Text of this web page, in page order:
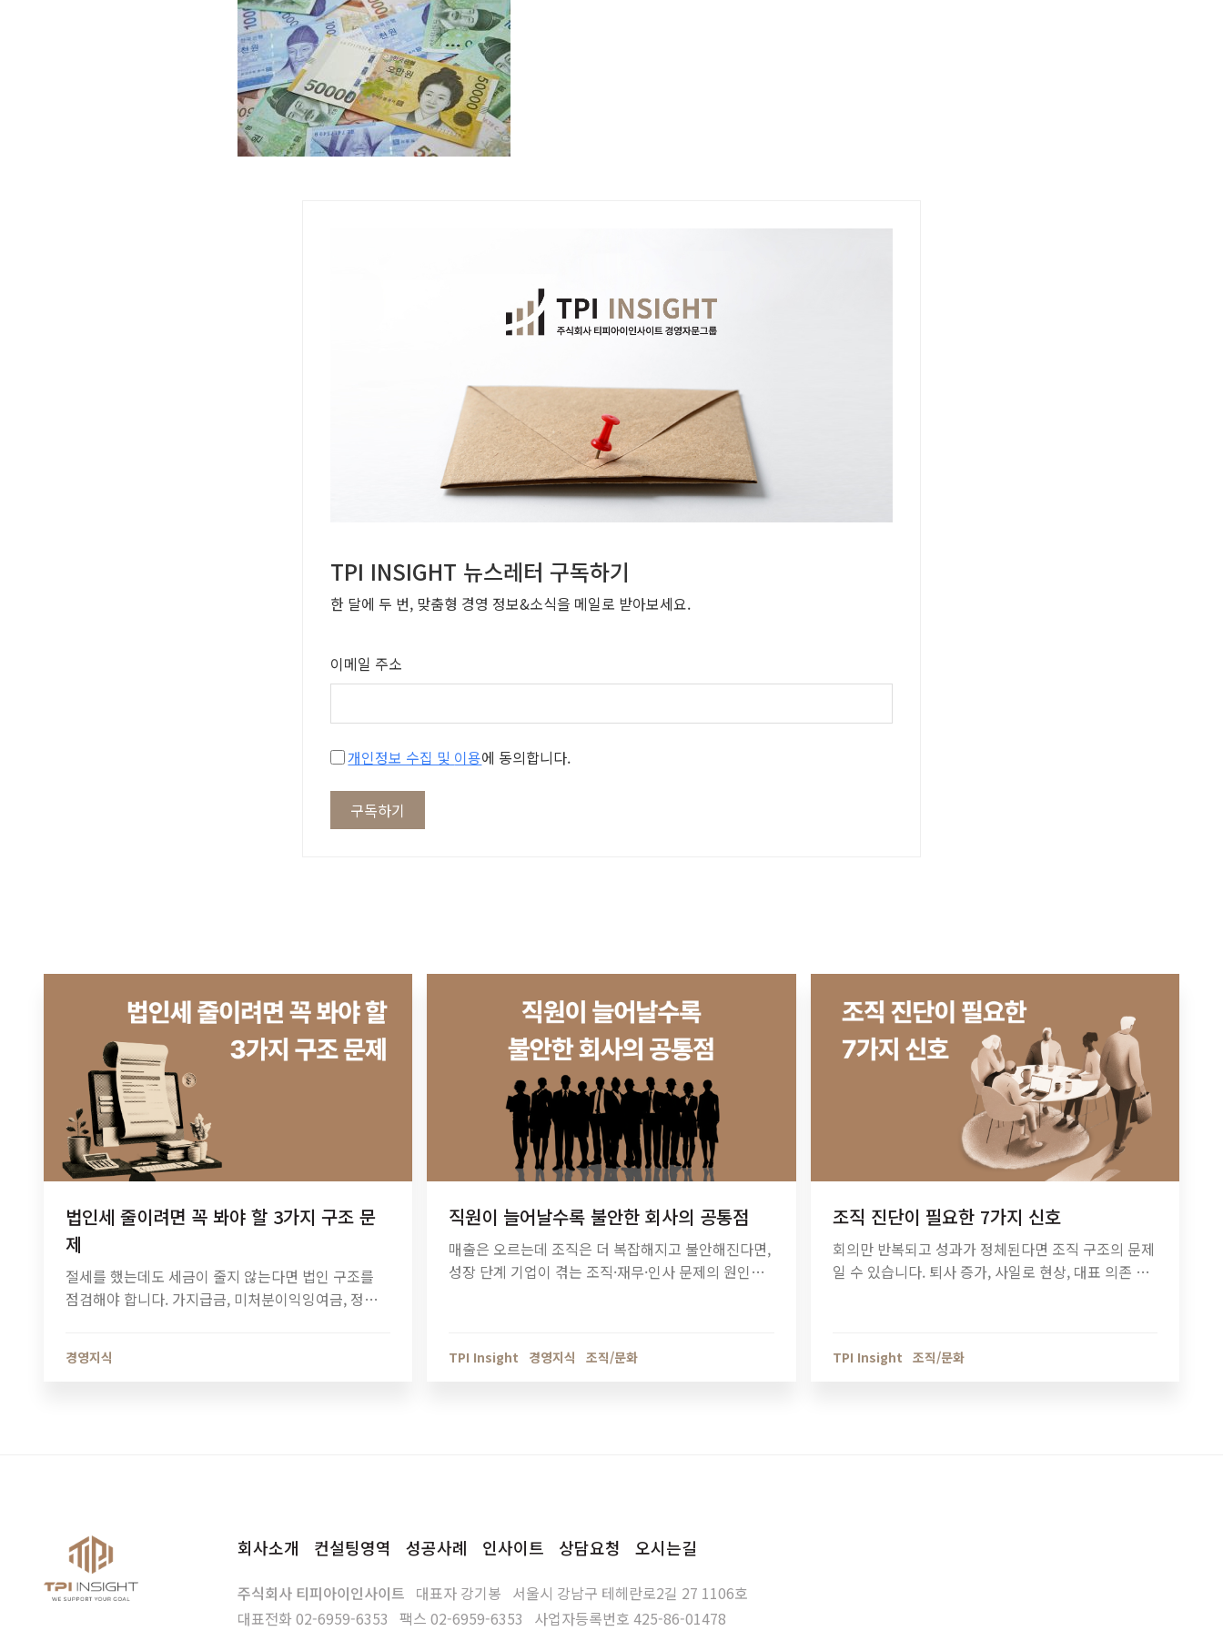
TPI INSIGHT 뉴스레터 구독하기
한 달에 두 번, 맞춤형 경영 정보&소식을 메일로 받아보세요.
이메일 주소
개인정보 수집 및 이용에 동의합니다.
구독하기
법인세 줄이려면 꼭 봐야 할 3가지 구조 문
제
절세를 했는데도 세금이 줄지 않는다면 법인 구조를
점검해야 합니다. 가지급금, 미처분이익잉여금, 정관
경영지식
직원이 늘어날수록 불안한 회사의 공통점
매출은 오르는데 조직은 더 복잡해지고 불안해진다면,
성장 단계 기업이 겪는 조직·재무·인사 문제의 원인을
TPI Insight 경영지식 조직/문화
조직 진단이 필요한 7가지 신호
회의만 반복되고 성과가 정체된다면 조직 구조의 문제
일 수 있습니다. 퇴사 증가, 사일로 현상, 대표 의존 구
TPI Insight 조직/문화
회사소개 컨설팅영역 성공사례 인사이트 상담요청 오시는길
주식회사 티피아이인사이트 대표자 강기봉 서울시 강남구 테헤란로2길 27 1106호
대표전화02-6959-6353 팩스 02-6959-6353 사업자등록번호 425-86-01478